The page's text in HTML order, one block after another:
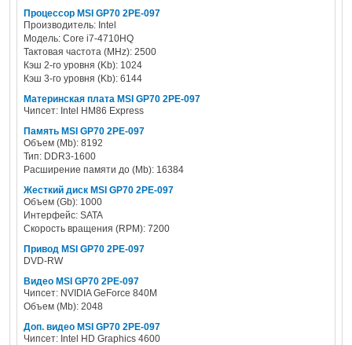
Процессор MSI GP70 2PE-097
Производитель: Intel
Модель: Core i7-4710HQ
Тактовая частота (MHz): 2500
Кэш 2-го уровня (Kb): 1024
Кэш 3-го уровня (Kb): 6144
Материнская плата MSI GP70 2PE-097
Чипсет: Intel HM86 Express
Память MSI GP70 2PE-097
Объем (Mb): 8192
Тип: DDR3-1600
Расширение памяти до (Mb): 16384
Жесткий диск MSI GP70 2PE-097
Объем (Gb): 1000
Интерфейс: SATA
Скорость вращения (RPM): 7200
Привод MSI GP70 2PE-097
DVD-RW
Видео MSI GP70 2PE-097
Чипсет: NVIDIA GeForce 840M
Объем (Mb): 2048
Доп. видео MSI GP70 2PE-097
Чипсет: Intel HD Graphics 4600